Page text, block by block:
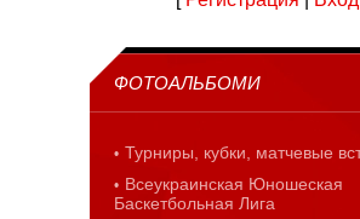
ФОТОАЛЬБОМИ
Турниры, кубки, матчевые
Всеукраинская Юношеская
Баскетбольная Лига